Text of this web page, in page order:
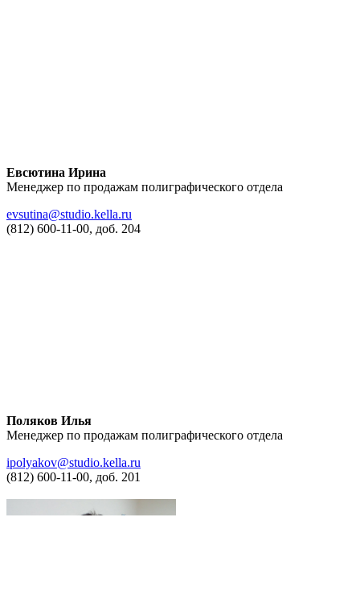
Евсютина Ирина
Менеджер по продажам полиграфического отдела
evsutina@studio.kella.ru
(812) 600-11-00, доб. 204
Поляков Илья
Менеджер по продажам полиграфического отдела
ipolyakov@studio.kella.ru
(812) 600-11-00, доб. 201